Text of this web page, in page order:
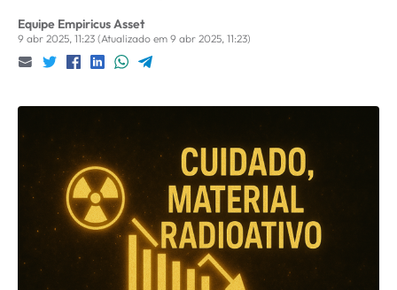
Equipe Empiricus Asset
9 abr 2025, 11:23 (Atualizado em 9 abr 2025, 11:23)